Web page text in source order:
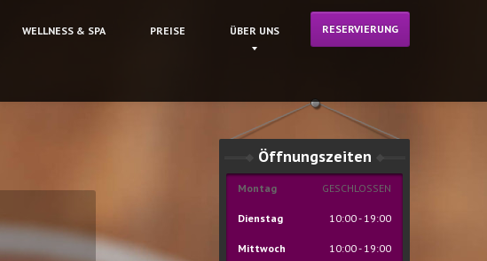
WELLNESS & SPA PREISE ÜBER UNS RESERVIERUNG
Öffnungszeiten
Montag GESCHLOSSEN
Dienstag 10:00 - 19:00
Mittwoch 10:00 - 19:00